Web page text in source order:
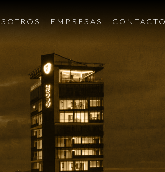
EMPRESAS CONTACTO